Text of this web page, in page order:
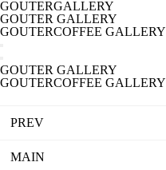
GOUTERGALLERY
GOUTER GALLERY
GOUTERCOFFEE GALLERY
GOUTER GALLERY
GOUTERCOFFEE GALLERY
PREV
MAIN